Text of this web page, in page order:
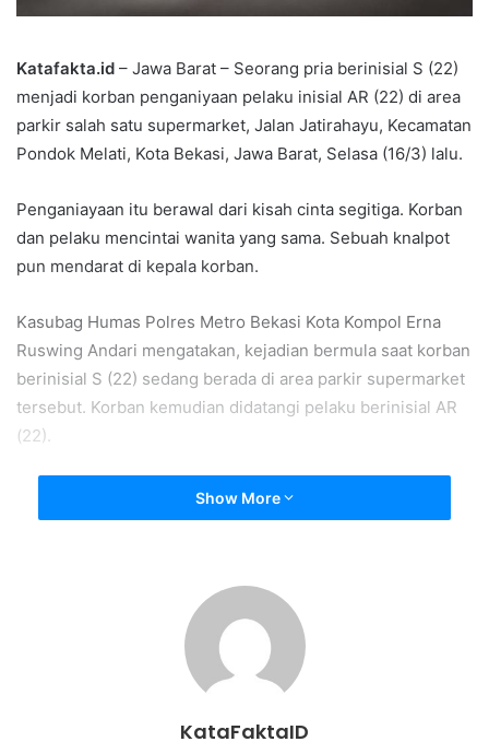
Katafakta.id – Jawa Barat – Seorang pria berinisial S (22)
menjadi korban penganiyaan pelaku inisial AR (22) di area
parkir salah satu supermarket, Jalan Jatirahayu, Kecamatan
Pondok Melati, Kota Bekasi, Jawa Barat, Selasa (16/3) lalu.
Penganiayaan itu berawal dari kisah cinta segitiga. Korban
dan pelaku mencintai wanita yang sama. Sebuah knalpot
pun mendarat di kepala korban.
Kasubag Humas Polres Metro Bekasi Kota Kompol Erna
Ruswing Andari mengatakan, kejadian bermula saat korban
berinisial S (22) sedang berada di area parkir supermarket
tersebut. Korban kemudian didatangi pelaku berinisial AR
(22).
“Kemudian terjadi pertengkaran mulut,” kata Erna dalam
keterangannya, Rabu (24/3).
knalpot motor yang dibawanya memukul kepala korban.
“Penganiayaan oleh pelaku dengan menggunakan knalpot
sepeda motor mengenai kepala sehingga korban tidak
Show More
KataFaktaID